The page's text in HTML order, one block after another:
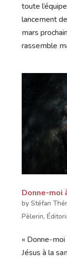
toute
lancement
mars
rassemble
Donne-moi
by Stéfan
Pèlerin,
« Donne-
Jésus à la